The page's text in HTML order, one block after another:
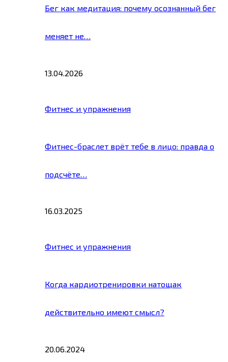
Бег как медитация: почему осознанный бег
меняет не…
13.04.2026
Фитнес и упражнения
Фитнес-браслет врёт тебе в лицо: правда о
подсчёте…
16.03.2025
Фитнес и упражнения
Когда кардиотренировки натощак
действительно имеют смысл?
20.06.2024